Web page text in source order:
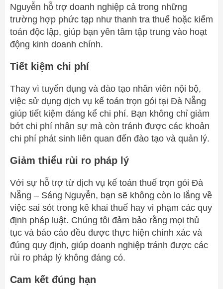
Nguyễn hỗ trợ doanh nghiệp cả trong những
trường hợp phức tạp như thanh tra thuế hoặc kiểm
toán độc lập, giúp bạn yên tâm tập trung vào hoạt
động kinh doanh chính.
Tiết kiệm chi phí
Thay vì tuyển dụng và đào tạo nhân viên nội bộ,
việc sử dụng dịch vụ kế toán trọn gói tại Đà Nẵng
giúp tiết kiệm đáng kể chi phí. Bạn không chỉ giảm
bớt chi phí nhân sự mà còn tránh được các khoản
chi phí phát sinh liên quan đến đào tạo và quản lý.
Giảm thiểu rủi ro pháp lý
Với sự hỗ trợ từ dịch vụ kế toán thuế trọn gói Đà
Nẵng – Sáng Nguyễn, bạn sẽ không còn lo lắng về
việc sai sót trong kê khai thuế hay vi phạm các quy
định pháp luật. Chúng tôi đảm bảo rằng mọi thủ
tục và báo cáo đều được thực hiện chính xác và
đúng quy định, giúp doanh nghiệp tránh được các
rủi ro pháp lý không đáng có.
Cam kết đúng hạn